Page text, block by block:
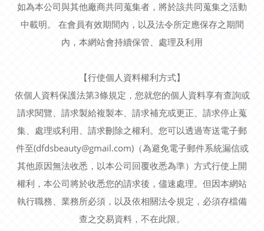
如為本公司與其他廠商共同蒐集者，將於該共同蒐集之活動
中載明。 在會員有效期間內，以及法令所定應保存之期間
內，本網站會持續保管、處理及利用
【行使個人資料權利方式】
依個人資料保護法第3條規定，您就您的個人資料享有查詢或
請求閱覽、請求製給複製本、請求補充或更正、請求停止蒐
集、處理或利用、請求刪除之權利。您可以透過寄送電子郵
件至(dfdsbeauty@gmail.com)（為避免電子郵件系統漏信或
其他原因無法收悉，以本公司回覆收悉為準）方式行使上開
權利，本公司將於收悉您的請求後，儘速處理。但因本網站
執行職務、業務所必須，以及依相關法令規定，必須存檔備
查之交易資料，不在此限。